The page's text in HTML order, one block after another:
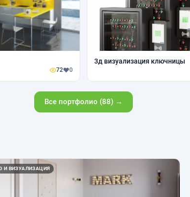
72 0
3д визуализация ключницы
Все портфолио (88) →
И ВИЗУАЛИЗАЦИЯ